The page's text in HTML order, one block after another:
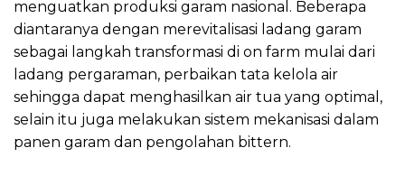
menguatkan produksi garam nasional. Beberapa
diantaranya dengan merevitalisasi ladang garam
sebagai langkah transformasi di on farm mulai dari
ladang pergaraman, perbaikan tata kelola air
sehingga dapat menghasilkan air tua yang optimal,
selain itu juga melakukan sistem mekanisasi dalam
panen garam dan pengolahan bittern.